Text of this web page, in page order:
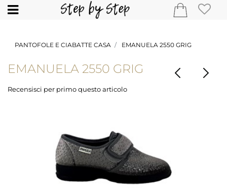
Open
PANTOFOLE E CIABATTE CASA EMANUELA 2550 GRIG
EMANUELA 2550 GRIG
Recensisci per primo questo articolo